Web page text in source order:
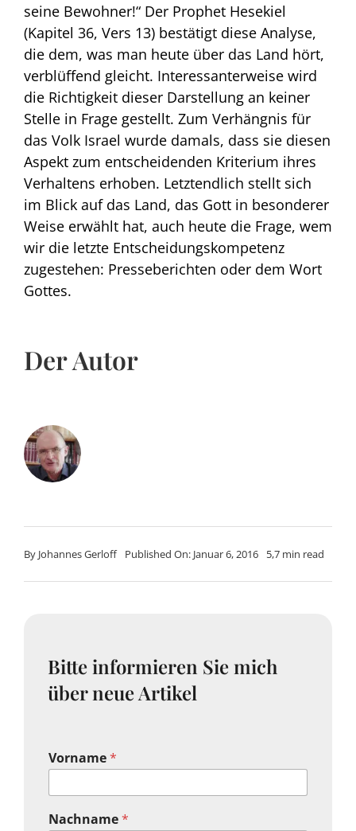
seine Bewohner!“ Der Prophet Hesekiel
(Kapitel 36, Vers 13) bestätigt diese Analyse,
die dem, was man heute über das Land hört,
verblüffend gleicht. Interessanterweise wird
die Richtigkeit dieser Darstellung an keiner
Stelle in Frage gestellt. Zum Verhängnis für
das Volk Israel wurde damals, dass sie diesen
Aspekt zum entscheidenden Kriterium ihres
Verhaltens erhoben. Letztendlich stellt sich
im Blick auf das Land, das Gott in besonderer
Weise erwählt hat, auch heute die Frage, wem
wir die letzte Entscheidungskompetenz
zugestehen: Presseberichten oder dem Wort
Gottes.
Der Autor
By Johannes Gerloff Published On: Januar 6, 2016 5,7 min read
Bitte informieren Sie mich
über neue Artikel
Vorname*
Nachname*